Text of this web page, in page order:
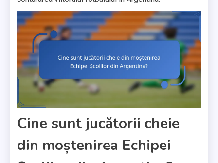
Cine sunt jucătorii cheie
din moștenirea Echipei